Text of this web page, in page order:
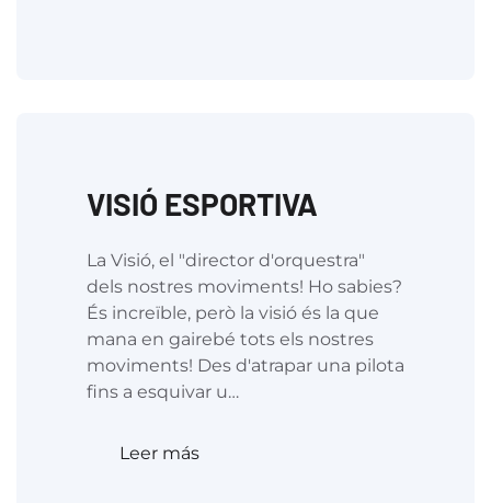
VISIÓ ESPORTIVA
La Visió, el "director d'orquestra"
dels nostres moviments! Ho sabies?
És increïble, però la visió és la que
mana en gairebé tots els nostres
moviments! Des d'atrapar una pilota
fins a esquivar u…
Leer más